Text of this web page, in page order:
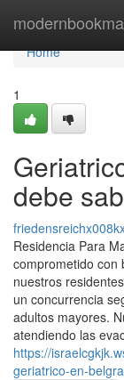
Home
Home
1
debe
Residencia Para
comprometido con
nuestros
un concurrencia
adultos mayores.
atendiendo las
https://
geriatrico-en-